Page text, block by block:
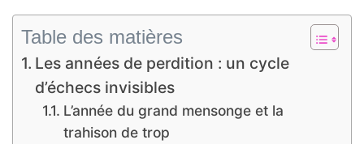
Table des matières
Les années de perdition : un cycle
d’échecs invisibles
L’année du grand mensonge et la
trahison de trop